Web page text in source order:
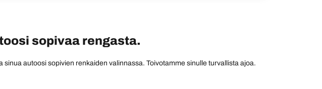
sopivaa rengasta.
autoosi sopivien renkaiden valinnassa. Toivotamme sinulle turvallista ajoa.